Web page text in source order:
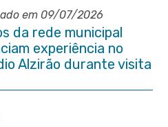
em 09/07/2026
da rede municipal
experiência no
Alzirão durante visita